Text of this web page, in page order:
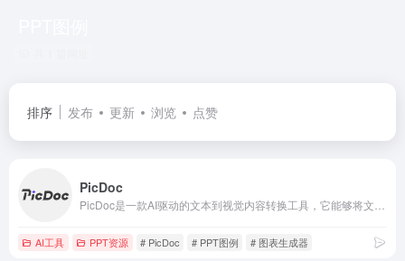
排序 发布 更新 浏览 点赞
PicDoc
AI工具 PPT资源 # PicDoc # PPT图例 # 图表生成器